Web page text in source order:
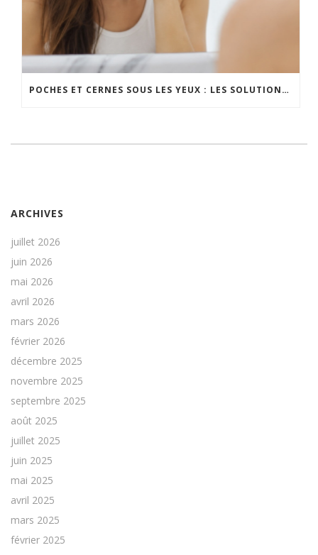
POCHES ET CERNES SOUS LES YEUX : LES SOLUTIONS EFFICACES
ARCHIVES
juillet 2026
juin 2026
mai 2026
avril 2026
mars 2026
février 2026
décembre 2025
novembre 2025
septembre 2025
août 2025
juillet 2025
juin 2025
mai 2025
avril 2025
mars 2025
février 2025